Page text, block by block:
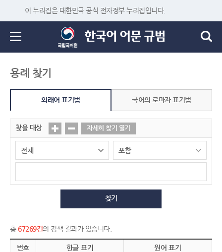
이 누리집은 대한민국 공식 전자정부 누리집입니다.
용례 찾기
외래어 표기법 국어의 로마자 표기법
찾을 대상 자세히 찾기 열기
찾기
총 67269건의 검색 결과가 있습니다.
번호 한글 표기 원어 표기